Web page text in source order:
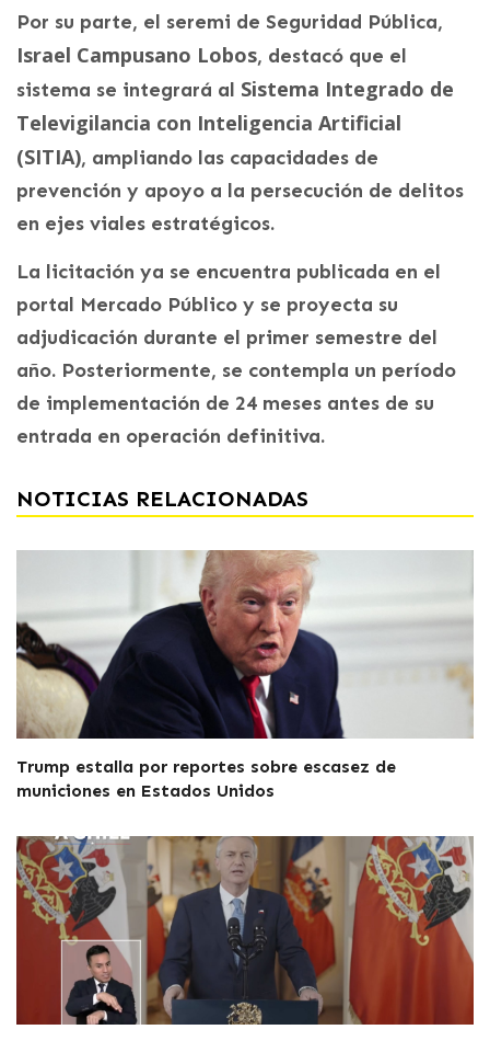
Por su parte, el seremi de Seguridad Pública,
Israel Campusano Lobos, destacó que el
sistema se integrará al Sistema Integrado de
Televigilancia con Inteligencia Artificial
(SITIA), ampliando las capacidades de
prevención y apoyo a la persecución de delitos
en ejes viales estratégicos.
La licitación ya se encuentra publicada en el
portal Mercado Público y se proyecta su
adjudicación durante el primer semestre del
año. Posteriormente, se contempla un período
de implementación de 24 meses antes de su
entrada en operación definitiva.
NOTICIAS RELACIONADAS
Trump estalla por reportes sobre escasez de
municiones en Estados Unidos